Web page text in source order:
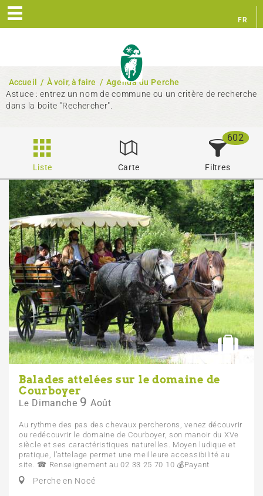
FR
Accueil / À voir, à faire / Agenda du Perche
Astuce : entrez un nom de commune ou un critère de recherche
dans la boite "Rechercher".
Liste Carte Filtres
602
Balades attelées sur le domaine de
Courboyer
Le Dimanche 9 Août
Au rythme des pas des chevaux percherons, venez découvrir
ou redécouvrir le domaine de Courboyer, son manoir du XVe
siècle et ses caractéristiques naturelles. Moyen ludique et
pratique, l’attelage permet une meilleure accessibilité au
site. ☎ Renseignement au 02 33 25 70 10 💰 Payant
Perche en Nocé